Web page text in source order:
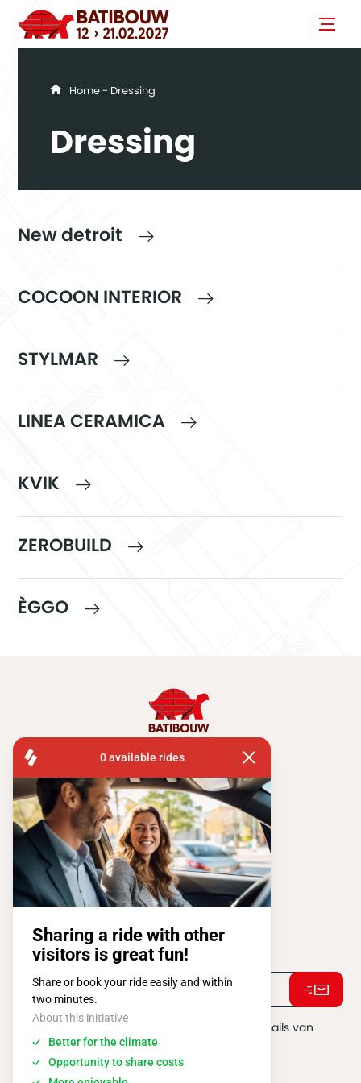
You are here
Home- Dressing
Dressing
New detroit
COCOON INTERIOR
STYLMAR
LINEA CERAMICA
KVIK
ZEROBUILD
ÈGGO
FISA OPERATIONS
ATOMIUMSQUARE, 1 PB 505
1020 BRUSSEL
Tel:+ 32 2 663 14 01
Stay connected !
Ik ga akkoord met het ontvangen van e-mails van
BATIBOUW.*